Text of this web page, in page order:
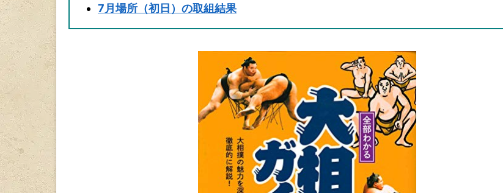
7月場所（初日）の取組結果